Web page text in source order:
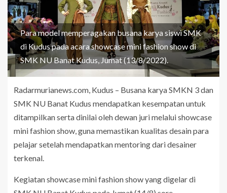
Para model memperagakan busana karya siswi SMK
di Kudus pada acara showcase mini fashion show di
SMK NU Banat Kudus, Jumat (13/8/2022).
Radarmurianews.com, Kudus – Busana karya SMKN 3 dan
SMK NU Banat Kudus mendapatkan kesempatan untuk
ditampilkan serta dinilai oleh dewan juri melalui showcase
mini fashion show, guna memastikan kualitas desain para
pelajar setelah mendapatkan mentoring dari desainer
terkenal.
Kegiatan showcase mini fashion show yang digelar di